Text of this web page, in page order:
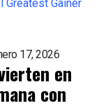
17, 2026
en
con